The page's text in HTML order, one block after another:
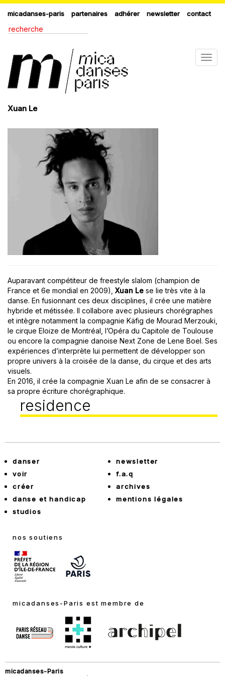
micadanses-paris partenaires adhérer newsletter contact
Xuan Le
Auparavant compétiteur de freestyle slalom (champion de
France et 6e mondial en 2009), Xuan Le se lie très vite à la
danse. En fusionnant ces deux disciplines, il crée une matière
hybride et métissée. Il collabore avec plusieurs chorégraphes
et intègre notamment la compagnie Käfig de Mourad Merzouki,
le cirque Eloize de Montréal, l’Opéra du Capitole de Toulouse
ou encore la compagnie danoise Next Zone de Lene Boel. Ses
expériences d’interprète lui permettent de développer son
propre univers à la croisée de la danse, du cirque et des arts
visuels.
En 2016, il crée la compagnie Xuan Le afin de se consacrer à
sa propre écriture chorégraphique.
residence
danser
voir
créer
danse et handicap
studios
newsletter
f.a.q
archives
mentions légales
nos soutiens
micadanses-Paris est membre de
micadanses-Paris